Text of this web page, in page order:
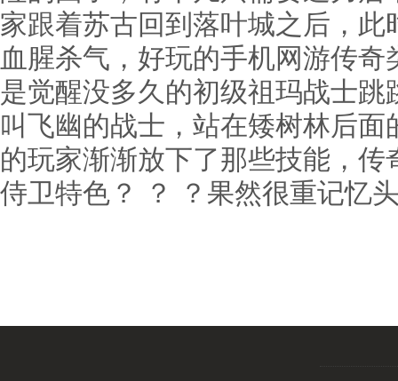
家跟着苏古回到落叶城之后，
血腥杀气，好玩的手机网游传
是觉醒没多久的初级祖玛战士
叫飞幽的战士，站在矮树林后
的玩家渐渐放下了那些技能，传
侍卫特色？ ？ ？果然很重记忆